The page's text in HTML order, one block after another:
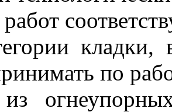
работ
по